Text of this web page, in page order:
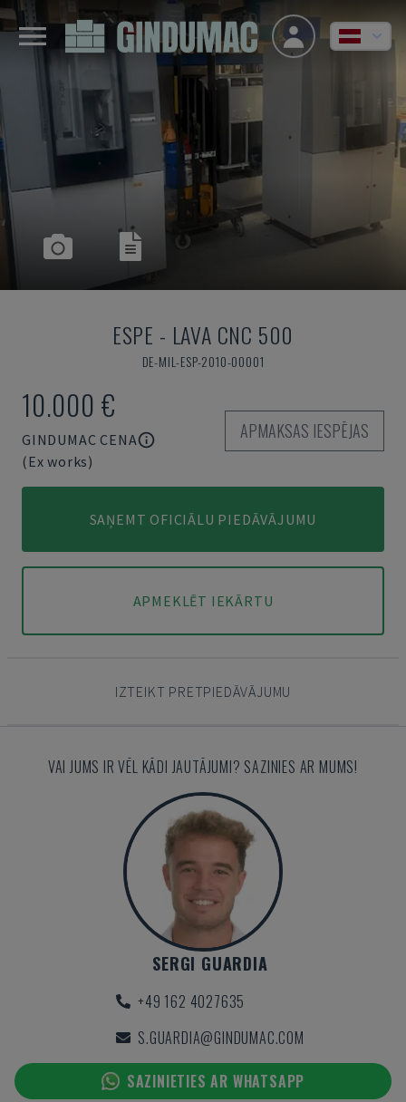
ESPE - LAVA CNC 500
DE-MIL-ESP-2010-00001
10.000 €
GINDUMAC CENA
(Ex works)
APMAKSAS IESPĒJAS
SAŅEMT OFICIĀLU PIEDĀVĀJUMU
APMEKLĒT IEKĀRTU
IZTEIKT PRETPIEDĀVĀJUMU
VAI JUMS IR VĒL KĀDI JAUTĀJUMI? SAZINIES AR MUMS!
SERGI GUARDIA
+49 162 4027635
S.GUARDIA@GINDUMAC.COM
SAZINIETIES AR WHATSAPP